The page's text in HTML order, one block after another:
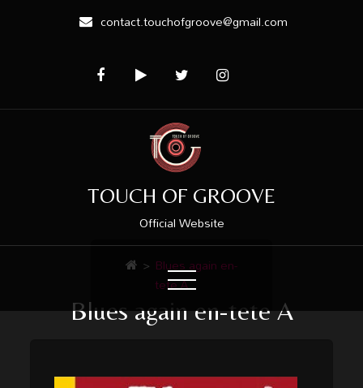
contact.touchofgroove@gmail.com
TOUCH OF GROOVE
Official Website
Blues again en-tete A
> Blues again en-
tete A